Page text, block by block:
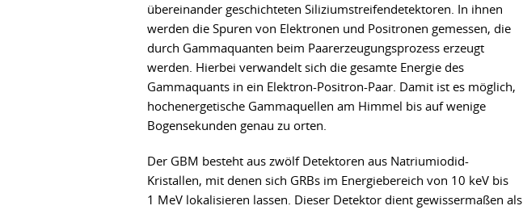
übereinander geschichteten Siliziumstreifendetektoren. In ihnen
werden die Spuren von Elektronen und Positronen gemessen, die
durch Gammaquanten beim Paarerzeugungsprozess erzeugt
werden. Hierbei verwandelt sich die gesamte Energie des
Gammaquants in ein Elektron-Positron-Paar. Damit ist es möglich,
hochenergetische Gammaquellen am Himmel bis auf wenige
Bogensekunden genau zu orten.
Der GBM besteht aus zwölf Detektoren aus Natriumiodid-
Kristallen, mit denen sich GRBs im Energiebereich von 10 keV bis
1 MeV lokalisieren lassen. Dieser Detektor dient gewissermaßen als